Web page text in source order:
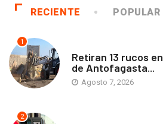
RECIENTE POPULAR
1
Retiran 13 rucos
de Antofagasta...
Agosto 7, 2026
2